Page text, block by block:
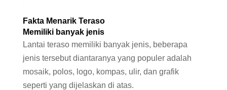
Fakta Menarik Teraso
Memiliki banyak jenis
Lantai teraso memiliki banyak jenis, beberapa
jenis tersebut diantaranya yang populer adalah
mosaik, polos, logo, kompas, ulir, dan grafik
seperti yang dijelaskan di atas.